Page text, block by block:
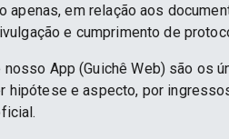
apenas, em relação aos
e cumprimento de
App (Guichê Web) são os
hipótese e aspecto, por